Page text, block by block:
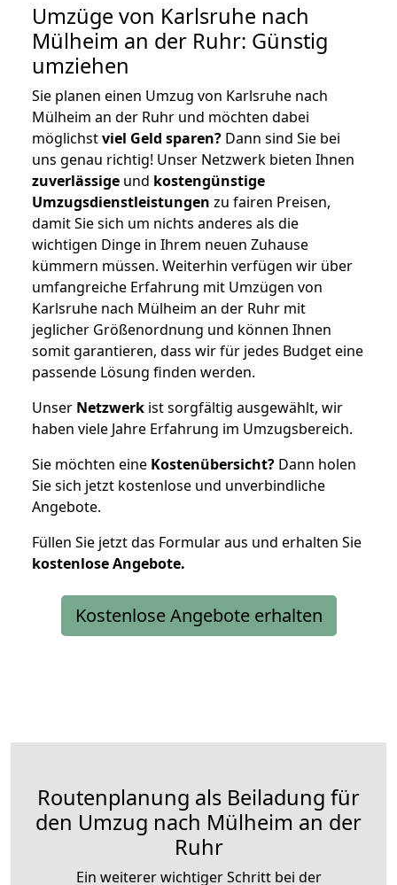
Umzüge von Karlsruhe nach
Mülheim an der Ruhr: Günstig
umziehen
Sie planen einen Umzug von Karlsruhe nach
Mülheim an der Ruhr und möchten dabei
möglichstviel Geld sparen? Dann sind Sie bei
uns genau richtig! Unser Netzwerk bieten Ihnen
zuverlässige und kostengünstige
Umzugsdienstleistungen zu fairen Preisen,
damit Sie sich um nichts anderes als die
wichtigen Dinge in Ihrem neuen Zuhause
kümmern müssen. Weiterhin verfügen wir über
umfangreiche Erfahrung mit Umzügen von
Karlsruhe nach Mülheim an der Ruhr mit
jeglicher Größenordnung und können Ihnen
somit garantieren, dass wir für jedes Budget eine
passende Lösung finden werden.
Unser Netzwerk ist sorgfältig ausgewählt, wir
haben viele Jahre Erfahrung im Umzugsbereich.
Sie möchten eine Kostenübersicht? Dann holen
Sie sich jetzt kostenlose und unverbindliche
Angebote.
Füllen Sie jetzt das Formular aus und erhalten Sie
kostenloseAngebote.
Kostenlose Angebote erhalten
Routenplanung als Beiladung für
den Umzug nach Mülheim an der
Ruhr
Ein weiterer wichtiger Schritt bei der